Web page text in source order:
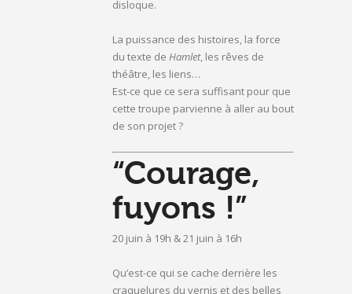
disloque.
La puissance des histoires, la force
du texte de Hamlet, les rêves de
théâtre, les liens…
Est-ce que ce sera suffisant pour que
cette troupe parvienne à aller au bout
de son projet ?
“Courage,
fuyons !”
20 juin à 19h & 21 juin à 16h
Qu’est-ce qui se cache derrière les
craquelures du vernis et des belles